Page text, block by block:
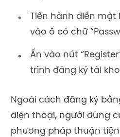
Tiến hành điền
vào ô có chữ
Ấn vào nút
trình đăng ký tài
Ngoài cách đăng ký
điện thoại, người dùng
phương pháp thuận